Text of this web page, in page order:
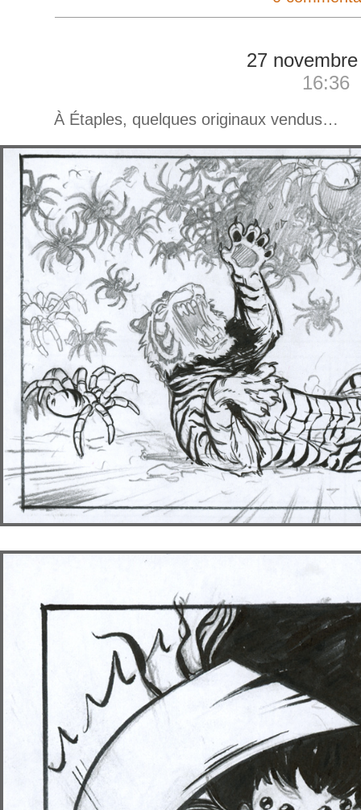
27
16:36
À Étaples, quelques originaux vendus…